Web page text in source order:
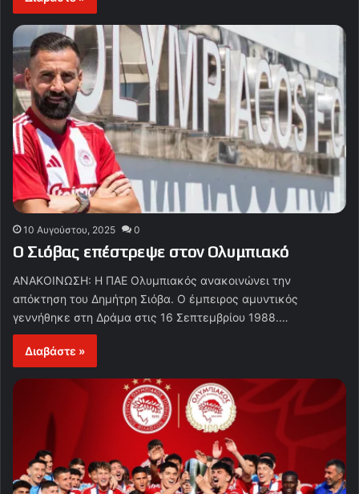
10 Αυγούστου, 2025 0
Ο Σιόβας επέστρεψε στον Ολυμπιακό
ΑΝΑΚΟΙΝΩΣΗ: Η ΠΑΕ Ολυμπιακός ανακοινώνει την
απόκτηση του Δημήτρη Σιόβα. Ο έμπειρος αμυντικός
γεννήθηκε στη Δράμα στις 16 Σεπτεμβρίου 1988.…
Διαβάστε »